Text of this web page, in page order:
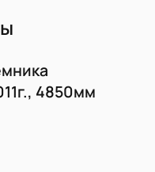
4850мм